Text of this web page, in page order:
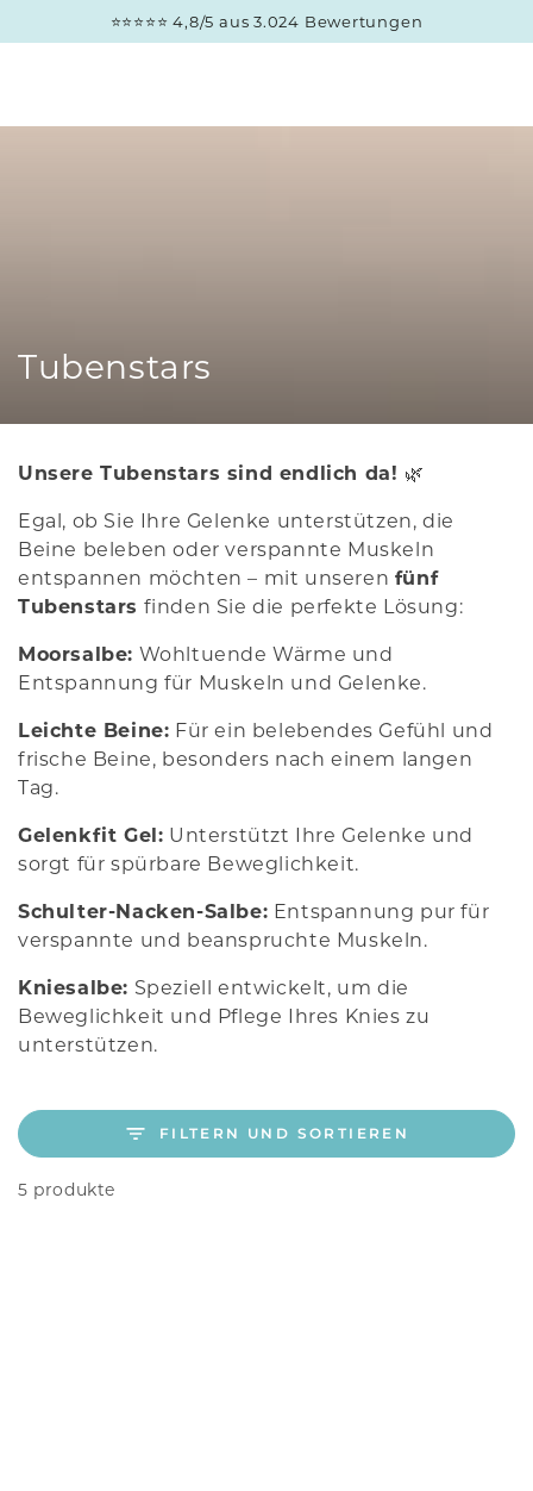
ZUM INHALT
SPRINGEN
30 Tage Rückgaberecht
Kollektion:
Tubenstars
Unsere Tubenstars sind endlich da! 🌿
Egal, ob Sie Ihre Gelenke unterstützen, die
Beine beleben oder verspannte Muskeln
entspannen möchten – mit unseren fünf
Tubenstars finden Sie die perfekte Lösung:
Moorsalbe: Wohltuende Wärme und
Entspannung für Muskeln und Gelenke.
Leichte Beine: Für ein belebendes Gefühl und
frische Beine, besonders nach einem langen
Tag.
Gelenkfit Gel: Unterstützt Ihre Gelenke und
sorgt für spürbare Beweglichkeit.
Schulter-Nacken-Salbe: Entspannung pur für
verspannte und beanspruchte Muskeln.
Kniesalbe: Speziell entwickelt, um die
Beweglichkeit und Pflege Ihres Knies zu
unterstützen.
FILTERN UND SORTIEREN
5 produkte